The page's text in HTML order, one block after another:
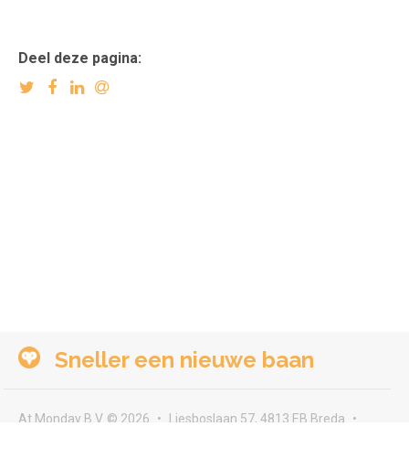
Deel deze pagina:
Sneller een nieuwe baan
At Monday B.V. © 2026
Liesboslaan 57, 4813 EB Breda